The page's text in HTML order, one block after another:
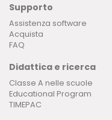
Supporto
Assistenza software
Acquista
FAQ
Didattica e ricerca
Classe A nelle scuole
Educational Program
TIMEPAC